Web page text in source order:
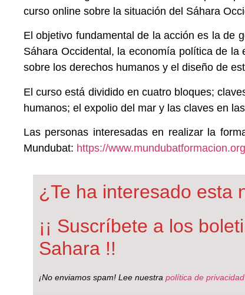
curso online sobre la situación del Sáhara
El objetivo fundamental de la acción es la de
Sáhara Occidental, la economía política de
sobre los derechos humanos y el diseño de
El curso está dividido en cuatro bloques;
humanos; el expolio del mar y las claves en
Las personas interesadas en realizar la
Mundubat: https://
¿Te ha interesado esta
¡¡ Suscríbete a los
Sahara !!
¡No enviamos spam! Lee nuestra política de privacidad